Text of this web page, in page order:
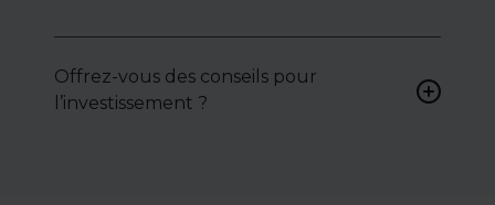
négocier le prix, le bail ou les
conditions de vente.
Offrez-vous des conseils pour
l’investissement ?